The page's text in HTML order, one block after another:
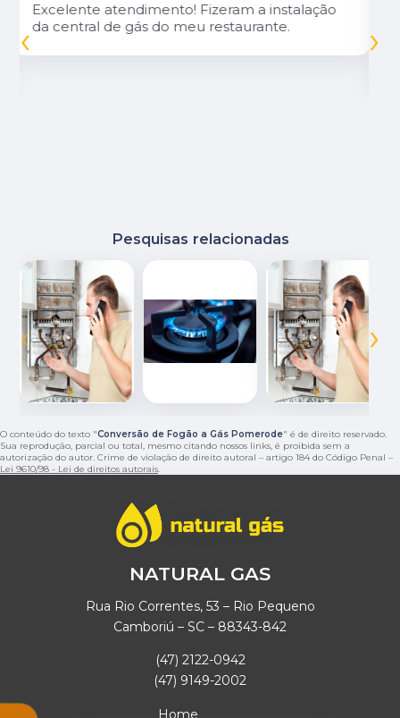
Assistente que veio até a residência muito
educado e prestativo, achou com rapidez
corrigiu o problema.
‹ ›
Pesquisas relacionadas
‹ ›
O conteúdo do texto "Conversão de Fogão a Gás Pomerode" é de direito reservado.
Sua reprodução, parcial ou total, mesmo citando nossos links, é proibida sem a
autorização do autor. Crime de violação de direito autoral – artigo 184 do Código Penal –
Lei 9610/98 - Lei de direitos autorais.
NATURAL GAS
Rua Rio Correntes, 53 – Rio Pequeno
Camboriú – SC – 88343-842
(47) 2122-0942
(47) 9149-2002
Home